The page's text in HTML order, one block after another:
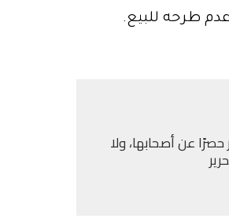
طرحه للبيع.
عن أصحابها، ولا